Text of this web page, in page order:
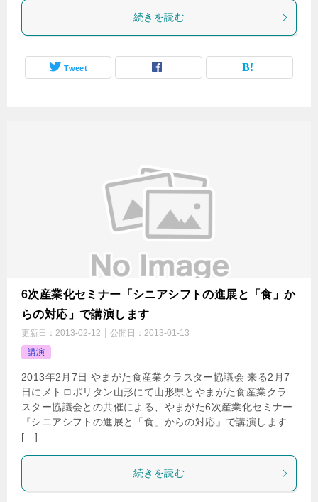
続きを読む
Tweet
6次産業化セミナー「シニアシフトの進展と「食」か
らの対応」で講演します
更新日： 2013-02-12 公開日： 2013-01-13
講演
2013年2月7日 やまがた食産業クラスター協議会 来る2月7
日にメトロポリタン山形にて山形県とやまがた食産業クラ
スター協議会との共催による、やまがた6次産業化セミナー
『シニアシフトの進展と「食」からの対応』で講演します
[…]
続きを読む